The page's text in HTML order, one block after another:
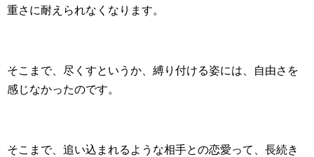
重さに耐えられなくなります。
そこまで、尽くすというか、縛り付ける姿には、自由さを
感じなかったのです。
そこまで、追い込まれるような相手との恋愛って、長続き